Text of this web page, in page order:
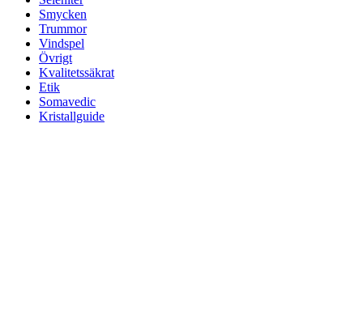
Smycken
Trummor
Vindspel
Övrigt
Kvalitetssäkrat
Etik
Somavedic
Kristallguide